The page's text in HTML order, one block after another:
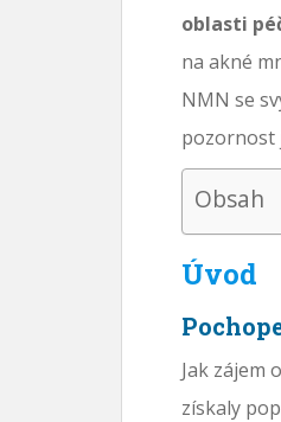
oblasti
na akné
NMN se
pozornost
Obsah
Úvod
Jak zájem
získaly